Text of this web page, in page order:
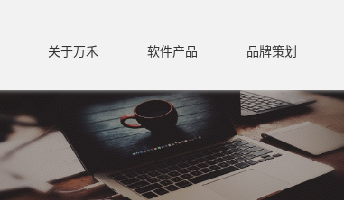
关于万禾 软件产品 品牌策划